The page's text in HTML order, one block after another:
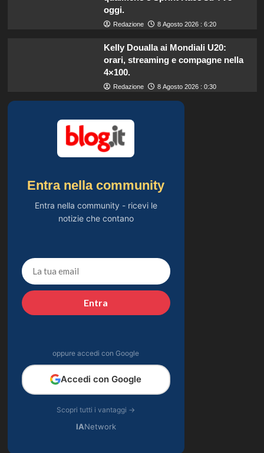
oggi.
Redazione 8 Agosto 2026 : 6:20
Kelly Doualla ai Mondiali U20:
orari, streaming e compagne nella
4×100.
Redazione 8 Agosto 2026 : 0:30
Entra nella community
Entra nella community - ricevi le
notizie che contano
Entra
oppure accedi con Google
Accedi con Google
Scopri tutti i vantaggi →
IANetwork